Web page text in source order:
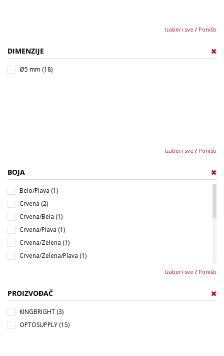
Izaberi sve / Poništi
DIMENZIJE
Ø5 mm (18)
Izaberi sve / Poništi
BOJA
Belo/Plava (1)
Crvena (2)
Crvena/Bela (1)
Crvena/Plava (1)
Crvena/Zelena (1)
Crvena/Zelena/Plava (1)
Plava (1)
Plava/Žuta (1)
Žuta (2)
Izaberi sve / Poništi
PROIZVOĐAČ
KINGBRIGHT (3)
OPTOSUPPLY (15)